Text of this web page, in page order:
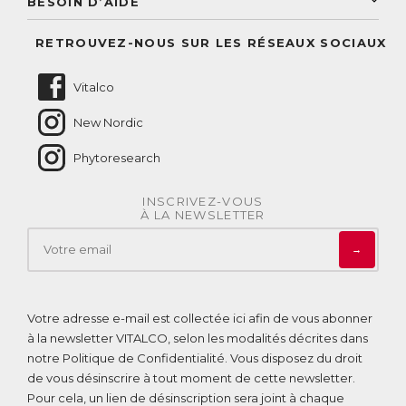
RETROUVEZ-NOUS SUR LES RÉSEAUX SOCIAUX
Vitalco
New Nordic
Phytoresearch
INSCRIVEZ-VOUS
À LA NEWSLETTER
→
Votre adresse e-mail est collectée ici afin de vous abonner
à la newsletter VITALCO, selon les modalités décrites dans
notre Politique de Confidentialité. Vous disposez du droit
de vous désinscrire à tout moment de cette newsletter.
Pour cela, un lien de désinscription sera joint à chaque